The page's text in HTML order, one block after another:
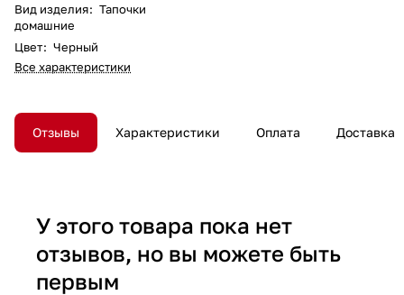
Вид изделия: Тапочки
домашние
Цвет: Черный
Все характеристики
Отзывы Характеристики Оплата Доставка
У этого товара пока нет
отзывов, но вы можете быть
первым